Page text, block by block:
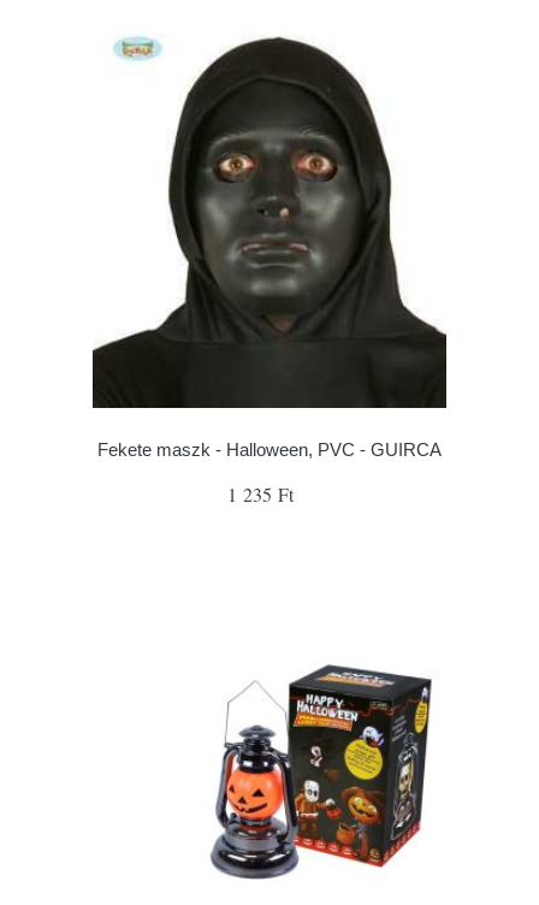
Fekete maszk - Halloween, PVC - GUIRCA
1 235 Ft